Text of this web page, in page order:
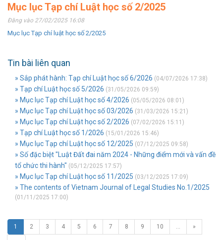
Mục lục Tạp chí Luật học số 2/2025
Đăng vào 27/02/2025 16:08
Mục lục Tạp chí luật học số 2/2025
Tin bài liên quan
» Sắp phát hành: Tạp chí Luật học số 6/2026 (04/07/2026 17:38)
» Tạp chí Luật học số 5/2026 (31/05/2026 09:59)
» Mục lục Tạp chí Luật học số 4/2026 (05/05/2026 08:01)
» Mục lục Tạp chí Luật học số 03/2026 (31/03/2026 15:21)
» Mục lục Tạp chí Luật học số 2/2026 (07/02/2026 15:11)
» Tạp chí Luật học số 1/2026 (15/01/2026 15:46)
» Mục lục Tạp chí Luật học số 12/2025 (07/12/2025 09:58)
» Số đặc biệt "Luật Đất đai năm 2024 - Những điểm mới và vấn đề
tổ chức thi hành" (05/12/2025 17:57)
» Mục lục Tạp chí Luật học số 11/2025 (03/12/2025 17:09)
» The contents of Vietnam Journal of Legal Studies No.1/2025
(01/11/2025 17:00)
1 2 3 4 5 6 7 8 9 10 … »